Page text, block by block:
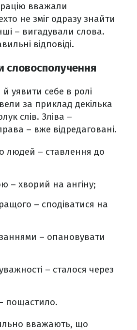
вважали
не зміг одразу знайти
– вигадували слова.
відповіді.
словосполучення
уявити себе в ролі
за приклад декілька
слів. Зліва –
– вже відредаговані.
людей – ставлення до
– хворий на ангіну;
– сподіватися на
– опановувати
– сталося через
пощастило.
вважають, що